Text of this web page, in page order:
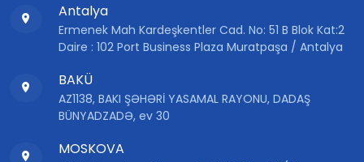
Antalya
Ermenek Mah Kardeşkentler Cad. No: 51 B Blok Kat:2
Daire : 102 Port Business Plaza Muratpaşa / Antalya
BAKÜ
AZ1138, BAKI ŞƏHƏRİ YASAMAL RAYONU, DADAŞ
BÜNYADZADƏ, ev 30
MOSKOVA